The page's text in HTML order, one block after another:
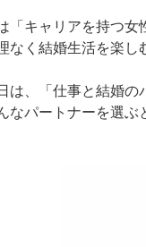
「キャリアを持つ女
なく結婚生活を楽し
は、「仕事と結婚の
なパートナーを選ぶ